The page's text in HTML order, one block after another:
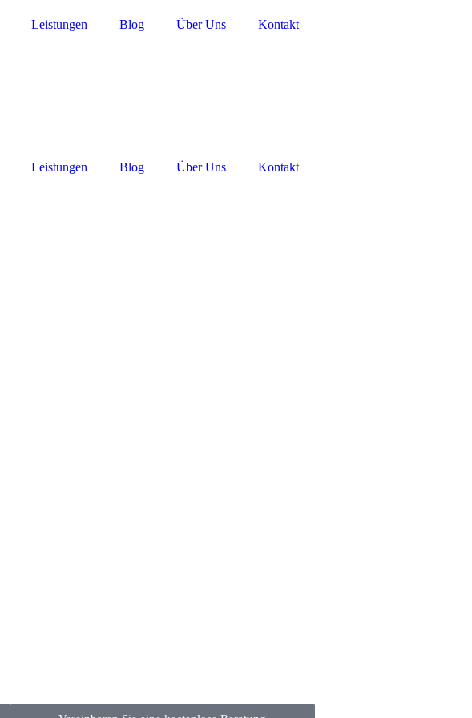
Leistungen Blog Über Uns Kontakt
Leistungen Blog Über Uns Kontakt